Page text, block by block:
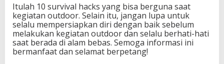
n
g
Itulah 10 survival hacks yang bisa berguna saat
kegiatan outdoor. Selain itu, jangan lupa untuk
selalu mempersiapkan diri dengan baik sebelum
melakukan kegiatan outdoor dan selalu berhati-hati
saat berada di alam bebas. Semoga informasi ini
bermanfaat dan selamat berpetang!